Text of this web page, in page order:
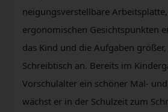
neigungsverstellbare
ergonomischen Gesichtspunkten
das Kind und die Aufgaben
Schreibtisch an. Bereits im
Vorschulalter ein schöner Mal-
wächst er in der Schulzeit zum